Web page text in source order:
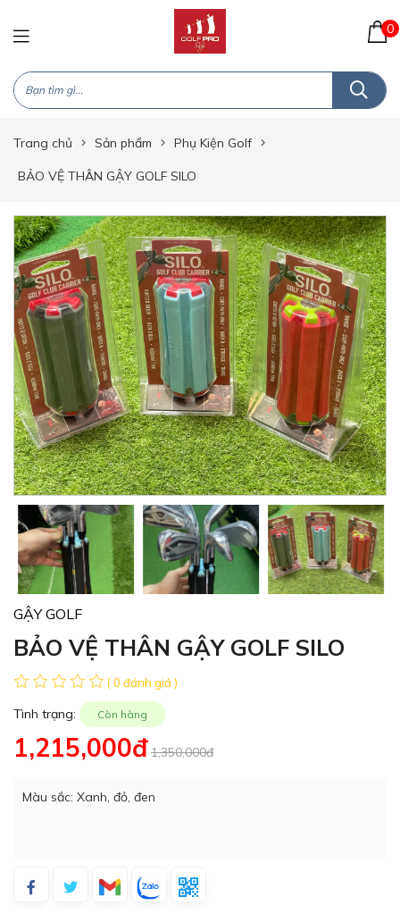
0
Trang chủ Sản phẩm Phụ Kiện Golf
BẢO VỆ THÂN GẬY GOLF SILO
GẬY GOLF
BẢO VỆ THÂN GẬY GOLF SILO
( 0 đánh giá )
Tình trạng: Còn hàng
1,215,000đ 1,350,000đ
Màu sắc: Xanh, đỏ, đen